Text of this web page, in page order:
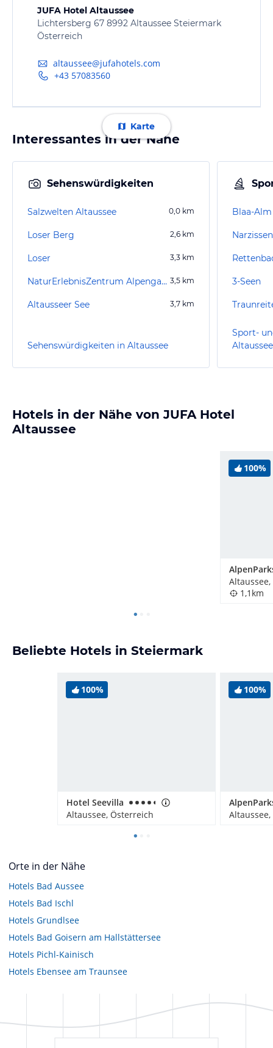
JUFA Hotel Altaussee
Lichtersberg 67 8992 Altaussee Steiermark
Österreich
altaussee@jufahotels.com
+43 57083560
Karte
Interessantes in der Nähe
Sehenswürdigkeiten
Salzwelten Altaussee 0,0 km
Loser Berg 2,6 km
Loser 3,3 km
NaturErlebnisZentrum Alpengarten Bad Aussee 3,5 km
Altausseer See 3,7 km
Sehenswürdigkeiten in Altaussee
Blaa-Alm
3-Seen
Sport-
Altaussee
Hotels in der Nähe von JUFA Hotel
Altaussee
100%
1,1km
Beliebte Hotels in Steiermark
100%
Hotel Seevilla
Altaussee, Österreich
100%
Orte in der Nähe
Hotels Bad Aussee
Hotels Bad Ischl
Hotels Grundlsee
Hotels Bad Goisern am Hallstättersee
Hotels Pichl-Kainisch
Hotels Ebensee am Traunsee